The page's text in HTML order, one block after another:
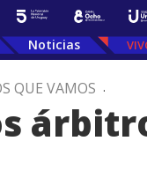
Noticias
QUE VAMOS .